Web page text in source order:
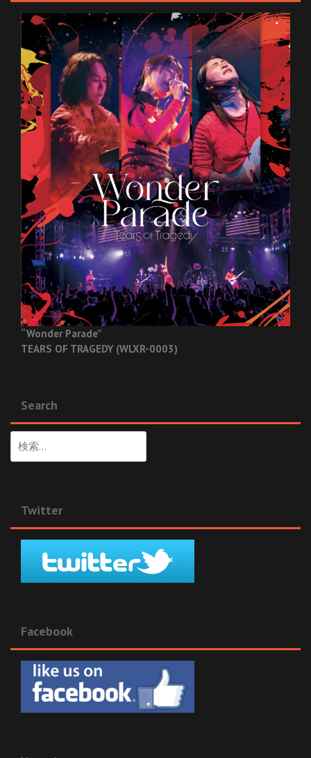
“Wonder Parade”
TEARS OF TRAGEDY (WLXR-0003)
Search
索:
Twitter
Facebook